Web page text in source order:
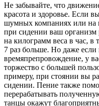
Не забывайте, что
красота и здоровье. Если
шумных компаниях или на
при сидении ваш организм
на килограмм веса в час, в
7 раз больше. Но даже
времяпрепровождение, у
торжество с большей
примеру, при стоянии вы
сидении. Пение также
перерабатывать
танцы окажут